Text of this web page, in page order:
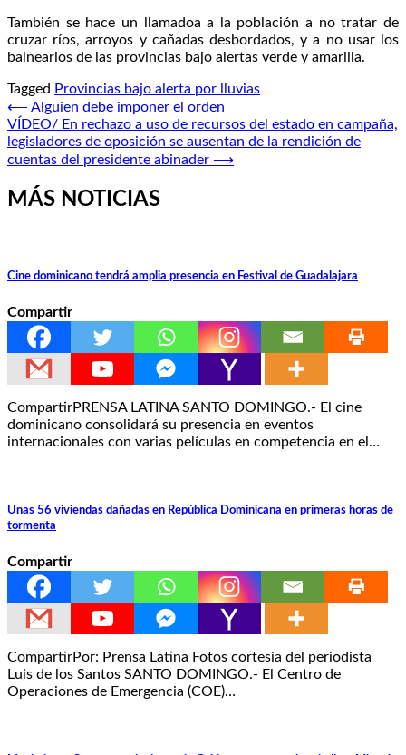
También se hace un llamadoa a la población a no tratar de
cruzar ríos, arroyos y cañadas desbordados, y a no usar los
balnearios de las provincias bajo alertas verde y amarilla.
Tagged Provincias bajo alerta por lluvias
Navegación
de
entradas
⟵ Alguien debe imponer el orden
VÍDEO/ En rechazo a uso de recursos del estado en campaña,
legisladores de oposición se ausentan de la rendición de
cuentas del presidente abinader ⟶
MÁS NOTICIAS
Cine dominicano tendrá amplia presencia en Festival de Guadalajara
Compartir
CompartirPRENSA LATINA SANTO DOMINGO.- El cine
dominicano consolidará su presencia en eventos
internacionales con varias películas en competencia en el…
Unas 56 viviendas dañadas en República Dominicana en primeras horas de
tormenta
Compartir
CompartirPor: Prensa Latina Fotos cortesía del periodista
Luis de los Santos SANTO DOMINGO.- El Centro de
Operaciones de Emergencia (COE)…